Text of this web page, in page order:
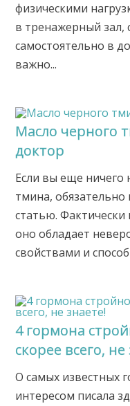
физическими
в тренажерный зал,
самостоятельно в
важно...
Масло черного
доктор
Если вы еще ничего
тмина,
статью.
оно обладает
свойствами и
4 гормона
скорее всего, не
О самых известных
интересом писала